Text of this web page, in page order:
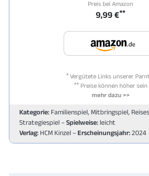
Preis bei Amazon
9,99 €**
*Vergütete Links unserer
**Preise können höher sein
mehr dazu >>
Kategorie: Familienspiel, Mitbringspiel,
Strategiespiel –Spielweise: leicht
Verlag: HCM Kinzel – Erscheinungsjahr:2024